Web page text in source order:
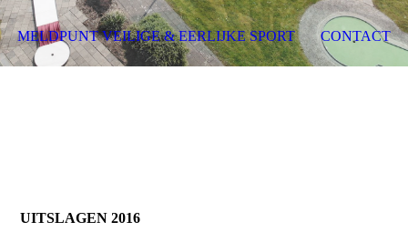
UITSLAGEN 2016
MELDPUNT VEILIGE & EERLIJKE SPORT CONTACT